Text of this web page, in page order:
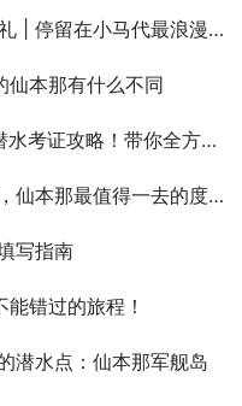
留在小马代最浪漫的时刻
仙本那有什么不同
攻略！带你全方位认识潜水
值得一去的度假村——马达京
写指南
错过的旅程！
潜水点：仙本那军舰岛